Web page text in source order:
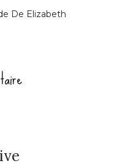
De Elizabeth